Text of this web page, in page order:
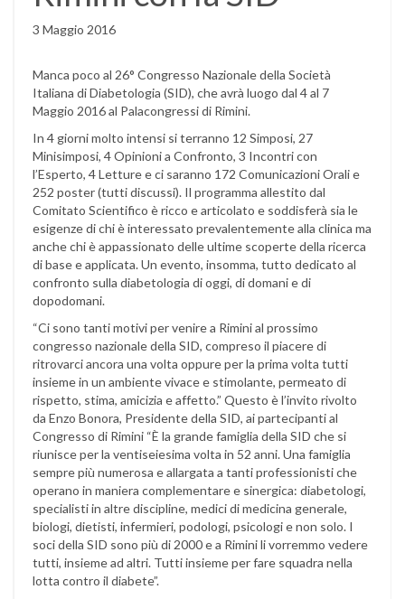
3 Maggio 2016
Manca poco al 26° Congresso Nazionale della Società
Italiana di Diabetologia (SID), che avrà luogo dal 4 al 7
Maggio 2016 al Palacongressi di Rimini.
In 4 giorni molto intensi si terranno 12 Simposi, 27
Minisimposi, 4 Opinioni a Confronto, 3 Incontri con
l’Esperto, 4 Letture e ci saranno 172 Comunicazioni Orali e
252 poster (tutti discussi). Il programma allestito dal
Comitato Scientifico è ricco e articolato e soddisferà sia le
esigenze di chi è interessato prevalentemente alla clinica ma
anche chi è appassionato delle ultime scoperte della ricerca
di base e applicata. Un evento, insomma, tutto dedicato al
confronto sulla diabetologia di oggi, di domani e di
dopodomani.
“Ci sono tanti motivi per venire a Rimini al prossimo
congresso nazionale della SID, compreso il piacere di
ritrovarci ancora una volta oppure per la prima volta tutti
insieme in un ambiente vivace e stimolante, permeato di
rispetto, stima, amicizia e affetto.” Questo è l’invito rivolto
da Enzo Bonora, Presidente della SID, ai partecipanti al
Congresso di Rimini “È la grande famiglia della SID che si
riunisce per la ventiseiesima volta in 52 anni. Una famiglia
sempre più numerosa e allargata a tanti professionisti che
operano in maniera complementare e sinergica: diabetologi,
specialisti in altre discipline, medici di medicina generale,
biologi, dietisti, infermieri, podologi, psicologi e non solo. I
soci della SID sono più di 2000 e a Rimini li vorremmo vedere
tutti, insieme ad altri. Tutti insieme per fare squadra nella
lotta contro il diabete”.